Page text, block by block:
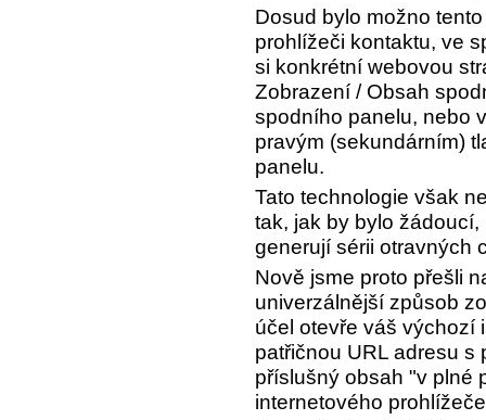
Dosud bylo možno
prohlížeči kontaktu, ve
si konkrétní webovou
Zobrazení / Obsah
spodního panelu, nebo
pravým (sekundárním)
panelu.
Tato technologie však
tak, jak by bylo
generují sérii otravných
Nově jsme proto přešli
univerzálnější způsob
účel otevře váš výchozí
patřičnou URL adresu s
příslušný obsah "v plné
internetového